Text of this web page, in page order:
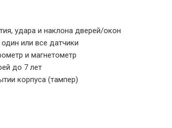
удара и наклона дверей/окон
или все датчики
и магнетометр
до 7 лет
корпуса (тампер)